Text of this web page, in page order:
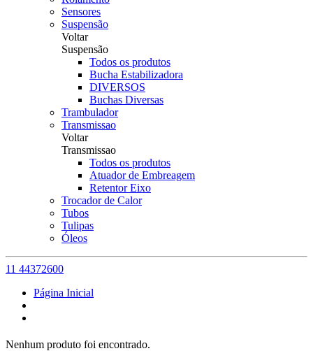
Sensores
Suspensão
Voltar
Suspensão
Todos os produtos
Bucha Estabilizadora
DIVERSOS
Buchas Diversas
Trambulador
Transmissao
Voltar
Transmissao
Todos os produtos
Atuador de Embreagem
Retentor Eixo
Trocador de Calor
Tubos
Tulipas
Óleos
11 44372600
Página Inicial
Nenhum produto foi encontrado.